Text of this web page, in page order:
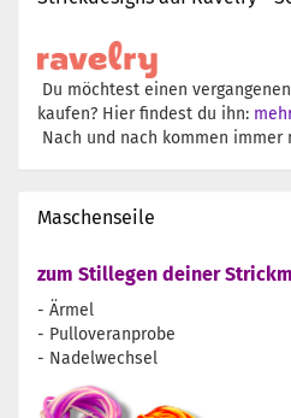
Du möchtest einen vergangenen
kaufen? Hier findest du ihn:
Nach und nach kommen immer
Maschenseile
zum Stillegen deiner
- Ärmel
- Pulloveranprobe
- Nadelwechsel